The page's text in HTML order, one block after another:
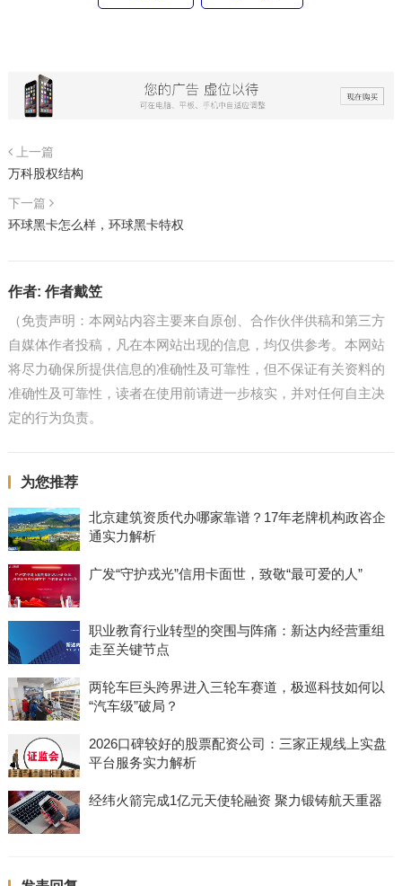
上一篇
万科股权结构
下一篇
环球黑卡怎么样，环球黑卡特权
作者: 作者戴笠
（免责声明：本网站内容主要来自原创、合作伙伴供稿和第三方
自媒体作者投稿，凡在本网站出现的信息，均仅供参考。本网站
将尽力确保所提供信息的准确性及可靠性，但不保证有关资料的
准确性及可靠性，读者在使用前请进一步核实，并对任何自主决
定的行为负责。
为您推荐
北京建筑资质代办哪家靠谱？17年老牌机构政咨企
通实力解析
广发“守护戎光”信用卡面世，致敬“最可爱的人”
职业教育行业转型的突围与阵痛：新达内经营重组
走至关键节点
两轮车巨头跨界进入三轮车赛道，极巡科技如何以
“汽车级”破局？
2026口碑较好的股票配资公司：三家正规线上实盘
平台服务实力解析
经纬火箭完成1亿元天使轮融资 聚力锻铸航天重器